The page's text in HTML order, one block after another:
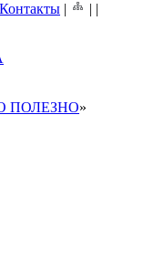
Контакты | | |
ПОЛЕЗНО»